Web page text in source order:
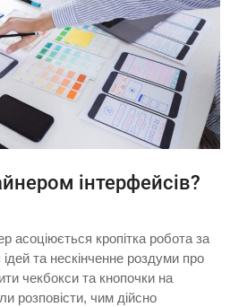
інтерфейсів?
асоціюється кропітка робота за
ідей та нескінченне роздуми про
чекбокси та кнопочки на
розповісти, чим дійсно